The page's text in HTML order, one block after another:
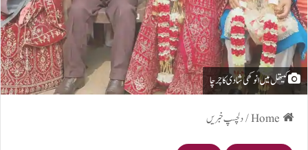
کیتھل میں انوکھی شادی کا چرچا
/دلچسپ خبریں